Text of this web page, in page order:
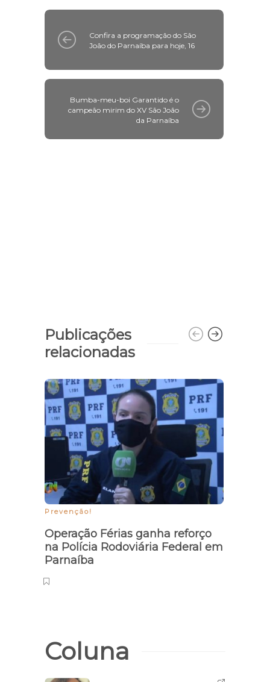
Confira a programação do São
João do Parnaíba para hoje, 16
Bumba-meu-boi Garantido é o
campeão mirim do XV São João
da Parnaíba
Publicações
relacionadas
Prevenção!
Operação Férias ganha reforço
na Polícia Rodoviária Federal em
Parnaíba
Coluna